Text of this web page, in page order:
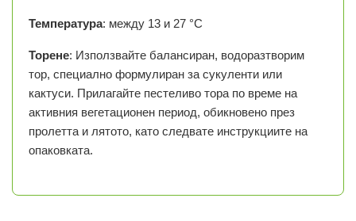
Температура: между 13 и 27 °C
Торене: Използвайте балансиран, водоразтворим
тор, специално формулиран за сукуленти или
кактуси. Прилагайте пестеливо тора по време на
активния вегетационен период, обикновено през
пролетта и лятото, като следвате инструкциите на
опаковката.